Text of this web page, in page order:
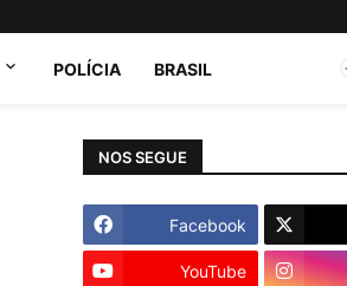
POLÍCIA BRASIL
NOS SEGUE
Facebook
YouTube